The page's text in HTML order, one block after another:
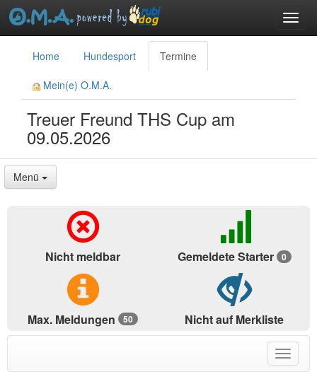
Home Hundesport Termine
Mein(e) O.M.A.
Treuer Freund THS Cup am
09.05.2026
Menü
Nicht meldbar Gemeldete Starter 0
Max. Meldungen 50 Nicht auf Merkliste
Toggle